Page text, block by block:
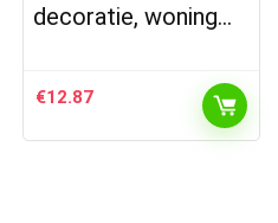
decoratie, woning…
€12.87